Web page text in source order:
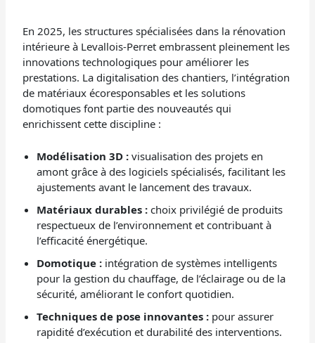
En 2025, les structures spécialisées dans la rénovation
intérieure à Levallois-Perret embrassent pleinement les
innovations technologiques pour améliorer les
prestations. La digitalisation des chantiers, l’intégration
de matériaux écoresponsables et les solutions
domotiques font partie des nouveautés qui
enrichissent cette discipline :
Modélisation 3D : visualisation des projets en
amont grâce à des logiciels spécialisés, facilitant les
ajustements avant le lancement des travaux.
Matériaux durables : choix privilégié de produits
respectueux de l’environnement et contribuant à
l’efficacité énergétique.
Domotique : intégration de systèmes intelligents
pour la gestion du chauffage, de l’éclairage ou de la
sécurité, améliorant le confort quotidien.
Techniques de pose innovantes : pour assurer
rapidité d’exécution et durabilité des interventions.